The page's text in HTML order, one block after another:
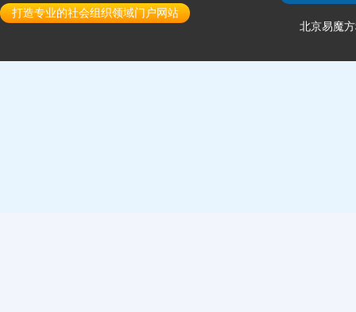
打造专业的社会组织领域门户网站
北京易魔